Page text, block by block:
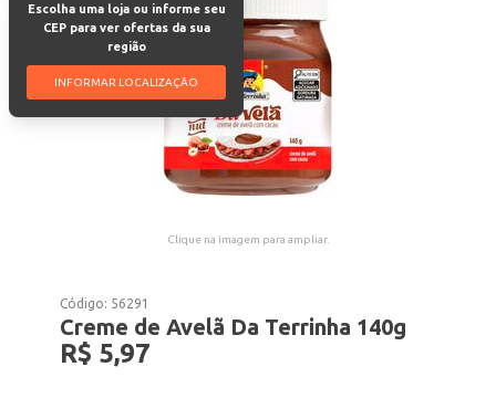
Escolha uma loja ou informe seu
CEP para ver ofertas da sua
região
INFORMAR LOCALIZAÇÃO
Clique na imagem para ampliar.
Código: 56291
Creme de Avelã Da Terrinha 140g
R$ 5,97